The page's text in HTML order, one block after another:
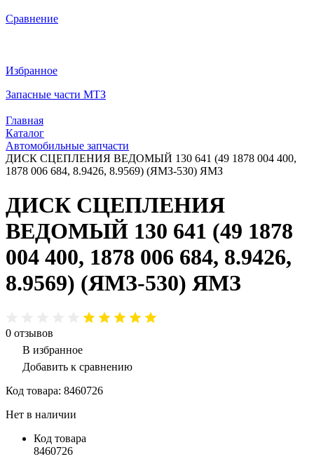
Сравнение
Избранное
Запасные части МТЗ
Главная
Каталог
Автомобильные запчасти
ДИСК СЦЕПЛЕНИЯ ВЕДОМЫЙ 130 641 (49 1878 004 400,
1878 006 684, 8.9426, 8.9569) (ЯМЗ-530) ЯМЗ
ДИСК СЦЕПЛЕНИЯ
ВЕДОМЫЙ 130 641 (49 1878
004 400, 1878 006 684, 8.9426,
8.9569) (ЯМЗ-530) ЯМЗ
0 отзывов
В избранное
Добавить к сравнению
Код товара: 8460726
Нет в наличии
Код товара
8460726